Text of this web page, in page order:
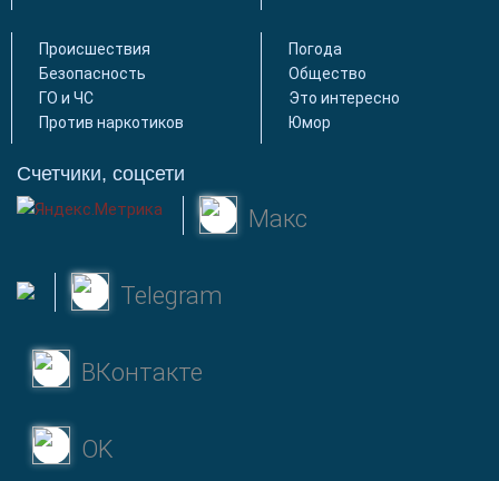
Происшествия
Безопасность
ГО и ЧС
Против наркотиков
Погода
Общество
Это интересно
Юмор
Счетчики, соцсети
Макс
Telegram
ВКонтакте
OK